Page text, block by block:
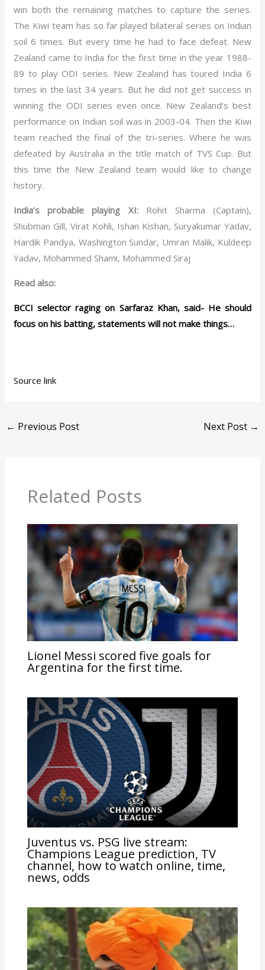
win both the remaining matches to capture the series.
The Kiwi team has so far played bilateral series on Indian
soil 6 times. But every time he had to face defeat. New
Zealand came to India for the first time in the year 1988-
89 to play ODI series. New Zealand has toured India 6
times in the last 34 years. But he did not get success in
winning the ODI series even once. New Zealand’s best
performance on Indian soil was in 2003-04. Then the Kiwi
team reached the final of the tri-series. Where he was
defeated by Australia in the title match of TVS Cup. But
this time the New Zealand team would like to change
history.
India’s probable playing XI:Rohit Sharma (Captain),
Shubman Gill, Virat Kohli, Ishan Kishan, Suryakumar Yadav,
Hardik Pandya, Washington Sundar, Umran Malik, Kuldeep
Yadav, Mohammed Shami, Mohammed Siraj
Read also:
BCCI selector raging on Sarfaraz Khan, said- He should
focus on his batting, statements will not make things…
Source link
← Previous Post Next Post →
Related Posts
Lionel Messi scored five goals for
Argentina for the first time.
Juventus vs. PSG live stream:
Champions League prediction, TV
channel, how to watch online, time,
news, odds